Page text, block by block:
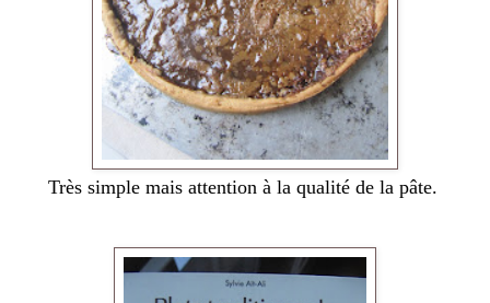
Très simple mais attention à la qualité de la pâte.